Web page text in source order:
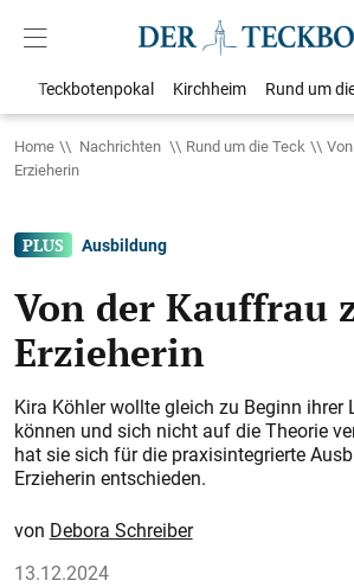
Teckbotenpokal Kirchheim Rund um
Home Nachrichten Rund um die Teck
Erzieherin
Ausbildung
Von der Kauffrau
Erzieherin
Kira Köhler wollte gleich zu Beginn ihrer
können und sich nicht auf die Theorie
hat sie sich für die praxisintegrierte
Erzieherin entschieden.
Debora Schreiber
13.12.2024